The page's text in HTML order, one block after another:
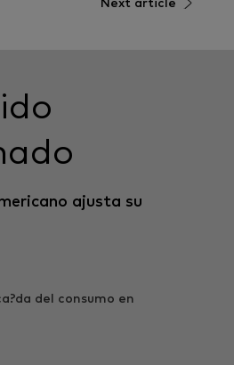
Next article
ajusta su
del consumo en